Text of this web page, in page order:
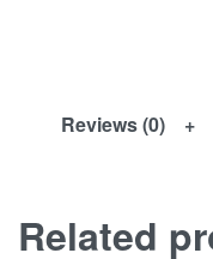
Reviews (0)
Related